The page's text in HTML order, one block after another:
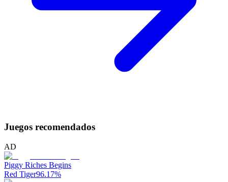
Juegos recomendados
AD
Piggy Riches Begins
Red Tiger96.17%